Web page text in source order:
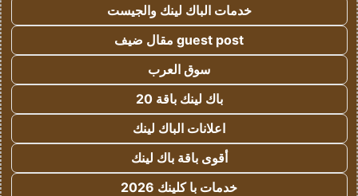
خدمات الباك لينك والجيست
guest post مقال ضيف
سوق العرب
باك لينك باقة 20
اعلانات الباك لينك
أقوى باقة باك لينك
خدمات با كلينك 2026